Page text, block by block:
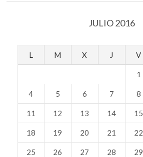
JULIO 2016
L M X J V
1
4 5 6 7 8
11 12 13 14 15
18 19 20 21 22
25 26 27 28 29